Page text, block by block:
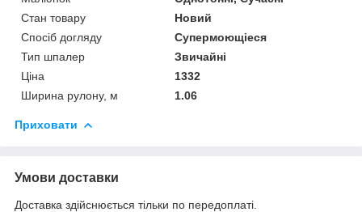
Стан товару
Новий
Спосіб догляду
Супермоющіеся
Тип шпалер
Звичайні
Ціна
1332
Ширина рулону, м
1.06
Приховати
Умови доставки
Доставка здійснюється тільки по передоплаті.